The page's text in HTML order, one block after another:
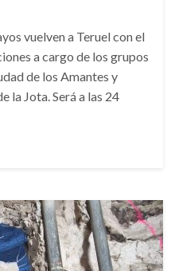
vuelven a Teruel con el
a cargo de los grupos
de los Amantes y
la Jota. Será a las 24